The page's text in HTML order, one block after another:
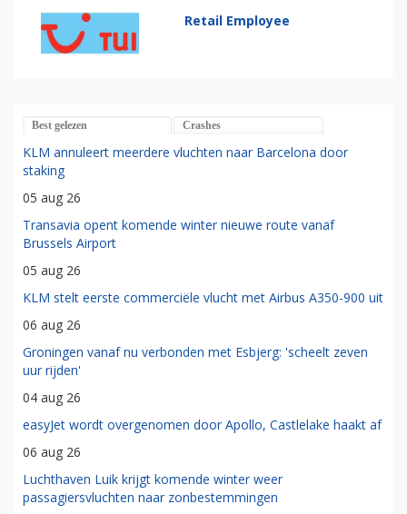
Retail Employee
Best gelezen Crashes
KLM annuleert meerdere vluchten naar Barcelona door
staking
05 aug 26
Transavia opent komende winter nieuwe route vanaf
Brussels Airport
05 aug 26
KLM stelt eerste commerciële vlucht met Airbus A350-900 uit
06 aug 26
Groningen vanaf nu verbonden met Esbjerg: 'scheelt zeven
uur rijden'
04 aug 26
easyJet wordt overgenomen door Apollo, Castlelake haakt af
06 aug 26
Luchthaven Luik krijgt komende winter weer
passagiersvluchten naar zonbestemmingen